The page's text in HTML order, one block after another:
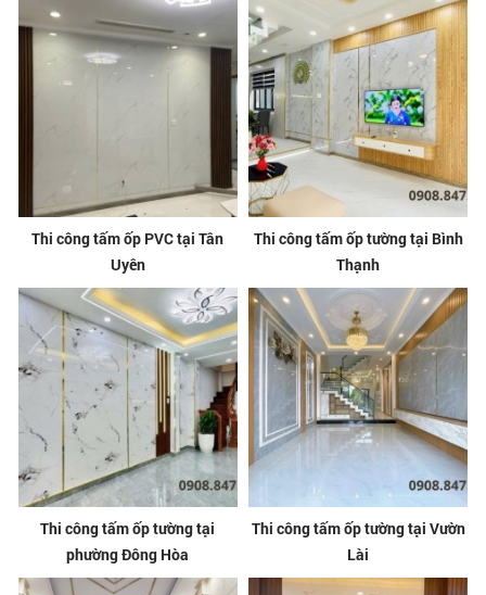
Thi công tấm ốp PVC tại Tân
Uyên
Thi công tấm ốp tường tại Bình
Thạnh
Thi công tấm ốp tường tại
phường Đông Hòa
Thi công tấm ốp tường tại Vườn
Lài